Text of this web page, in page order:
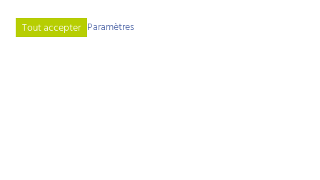
Tout accepter Paramètres